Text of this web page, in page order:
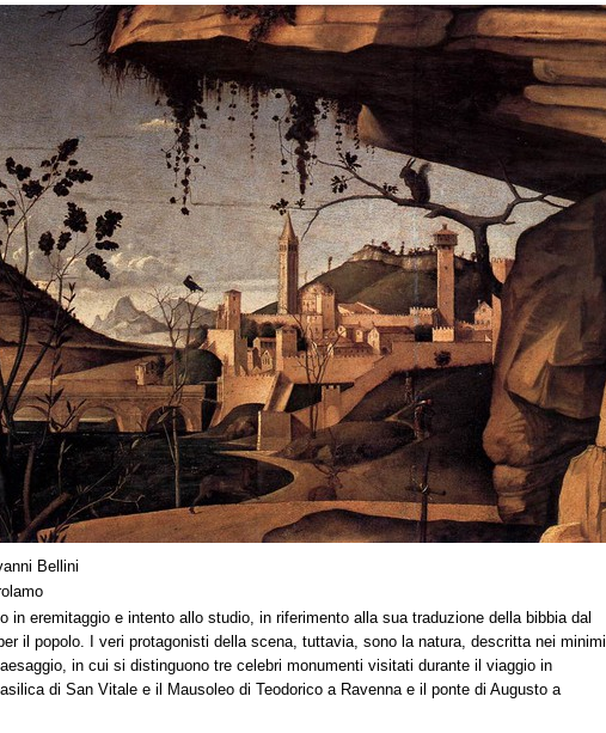
Bellini
in eremitaggio e intento allo studio, in riferimento alla sua traduzione della bibbia dal
il popolo. I veri protagonisti della scena, tuttavia, sono la natura, descritta nei minimi
in cui si distinguono tre celebri monumenti visitati durante il viaggio in
di San Vitale e il Mausoleo di Teodorico a Ravenna e il ponte di Augusto a